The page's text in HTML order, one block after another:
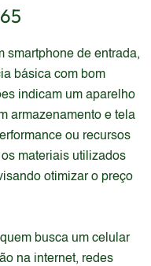
smartphone de entrada,
básica com bom
indicam um aparelho
armazenamento e tela
ou recursos
materiais utilizados
otimizar o preço
busca um celular
na internet, redes